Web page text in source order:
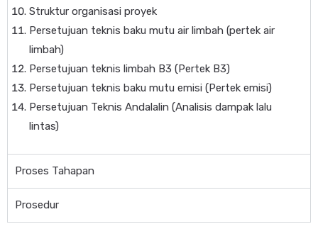
Struktur organisasi proyek
Persetujuan teknis baku mutu air limbah (pertek air
limbah)
Persetujuan teknis limbah B3 (Pertek B3)
Persetujuan teknis baku mutu emisi (Pertek emisi)
Persetujuan Teknis Andalalin (Analisis dampak lalu
lintas)
Proses Tahapan
Prosedur